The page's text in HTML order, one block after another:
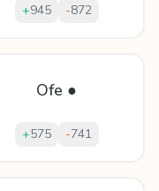
+945 -872
Ofe ●
+575 -741